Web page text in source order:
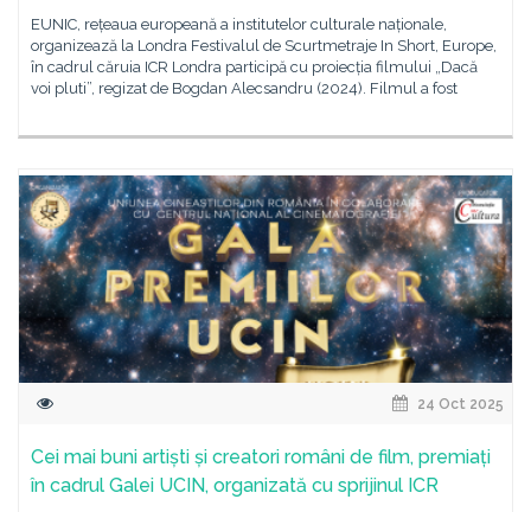
EUNIC, rețeaua europeană a institutelor culturale naționale,
organizează la Londra Festivalul de Scurtmetraje In Short, Europe,
în cadrul căruia ICR Londra participă cu proiecția filmului „Dacă
voi pluti”, regizat de Bogdan Alecsandru (2024). Filmul a fost
24 Oct 2025
Cei mai buni artiști și creatori români de film, premiați
în cadrul Galei UCIN, organizată cu sprijinul ICR